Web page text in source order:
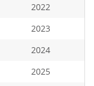
2022
2023
2024
2025